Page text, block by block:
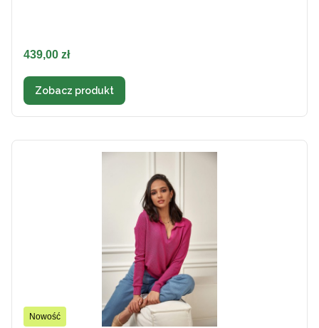
Cena
439,00 zł
Zobacz produkt
Nowość